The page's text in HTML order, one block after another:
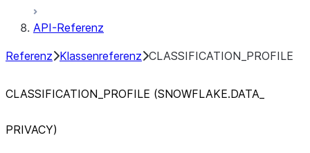
API-Referenz
Referenz Klassenreferenz CLASSIFICATION_PROFILE
CLASSIFICATION_ PROFILE (SNOWFLAKE.DATA_
PRIVACY)